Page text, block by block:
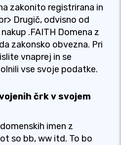
zakonito registrirana in
Drugič, odvisno od
.FAITH Domena z
zakonsko obvezna. Pri
vnaprej in se
vse svoje podatke.
črk v svojem
imen z
so bb, ww itd. To bo